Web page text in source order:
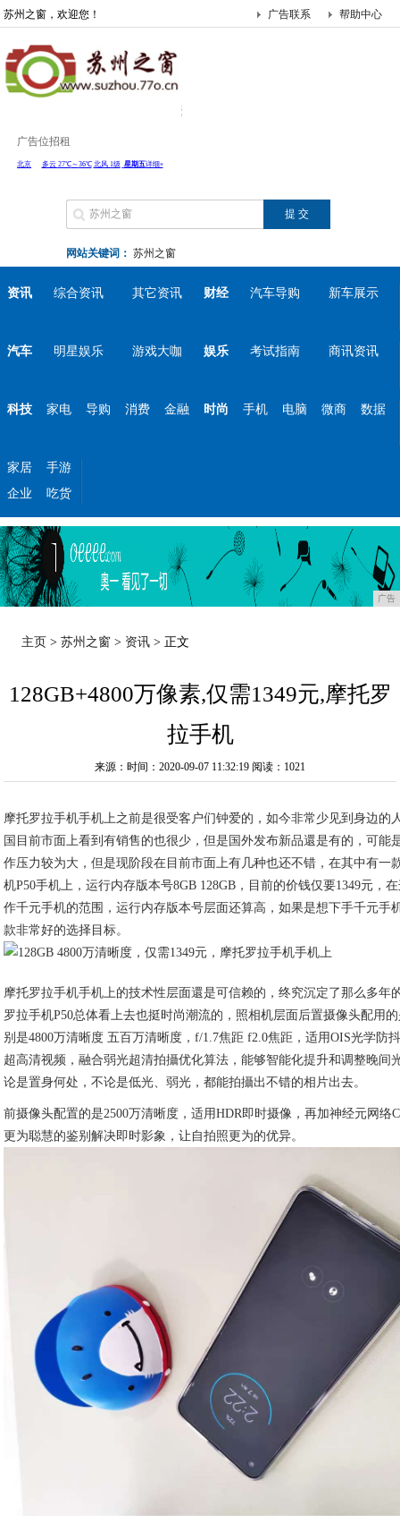
苏州之窗，欢迎您！ 帮助中心
广告联系
广告位招租
网站关键词： 苏州之窗
资讯 综合资讯 其它资讯 财经 汽车导购 新车展示
汽车 明星娱乐 游戏大咖 娱乐 考试指南 商讯资讯
科技 家电 导购 消费 金融 时尚 手机 电脑 微商 数据
家居
手游
企业
吃货
广告
主页 >苏州之窗 > 资讯 > 正文
128GB+4800万像素,仅需1349元,摩托罗
拉手机
来源：时间：2020-09-07 11:32:19 阅读：1021
摩托罗拉手机手机上之前是很受客户们钟爱的，如今非常少见到身边的
国目前市面上看到有销售的也很少，但是国外发布新品還是有的，可能
作压力较为大，但是现阶段在目前市面上有几种也还不错，在其中有一
机P50手机上，运行内存版本号8GB 128GB，目前的价钱仅要1349元，
作千元手机的范围，运行内存版本号层面还算高，如果是想下手千元手
款非常好的选择目标。
摩托罗拉手机手机上的技术性层面還是可信赖的，终究沉定了那么多年
罗拉手机P50总体看上去也挺时尚潮流的，照相机层面后置摄像头配用
别是4800万清晰度 五百万清晰度，f/1.7焦距 f2.0焦距，适用OIS光学防
超高清视频，融合弱光超清拍攝优化算法，能够智能化提升和调整晚间
论是置身何处，不论是低光、弱光，都能拍攝出不错的相片出去。
前摄像头配置的是2500万清晰度，适用HDR即时摄像，再加神经元网络
更为聪慧的鉴别解决即时影象，让自拍照更为的优异。